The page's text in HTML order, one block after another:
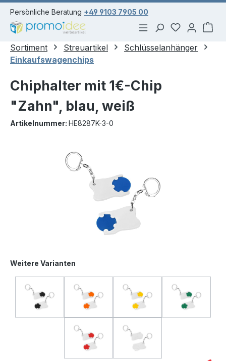
springen
Persönliche Beratung +49 9103 7905 00
Du hast 0
Sortiment Streuartikel
Schlüsselanhänger
Einkaufswagenchips
Chiphalter mit 1€-Chip
"Zahn", blau, weiß
Artikelnummer: HE8287K-3-0
Weitere Varianten